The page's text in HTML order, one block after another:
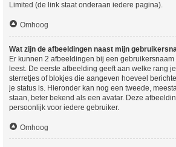
Limited (de link staat onderaan iedere pagina).
Omhoog
Wat zijn de afbeeldingen naast mijn
Er kunnen 2 afbeeldingen bij een
leest. De eerste afbeelding geeft aan welke rang
sterretjes of blokjes die aangeven hoeveel
je status is. Hieronder kan nog een tweede,
staan, beter bekend als een avatar. Deze
persoonlijk voor iedere gebruiker.
Omhoog